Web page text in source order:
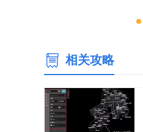
相关攻略